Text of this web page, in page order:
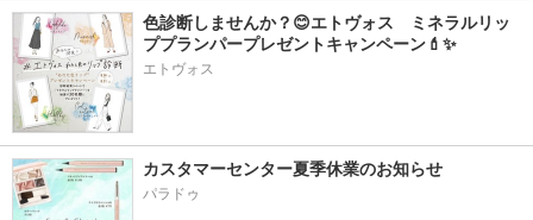
色診断しませんか？😊エトヴォス　ミネラルリッ
ププランパープレゼントキャンペーン💄✨
エトヴォス
カスタマーセンター夏季休業のお知らせ
パラドゥ